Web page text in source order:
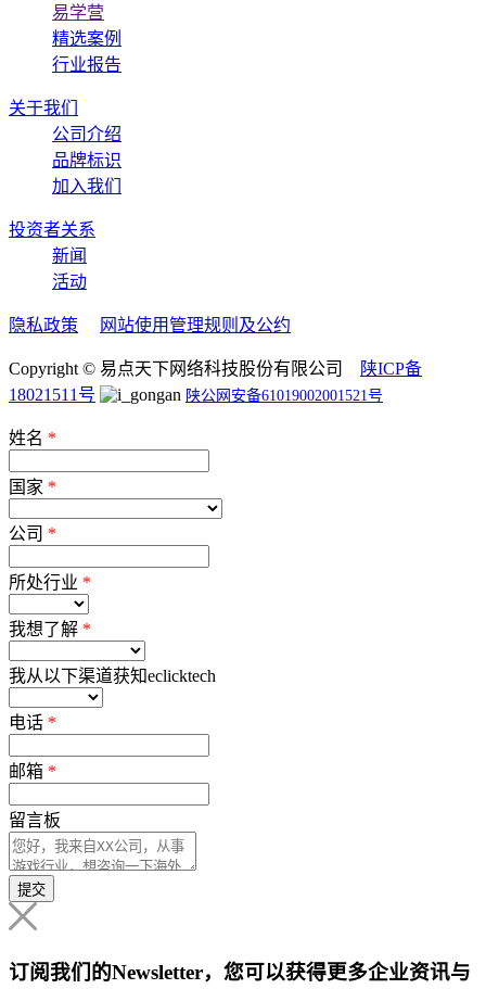
易学营
精选案例
行业报告
关于我们
公司介绍
品牌标识
加入我们
投资者关系
新闻
活动
隐私政策 网站使用管理规则及公约
Copyright © 易点天下网络科技股份有限公司
陕ICP备
18021511号
陕公网安备61019002001521号
姓名 *
国家 *
公司 *
所处行业 *
我想了解 *
我从以下渠道获知eclicktech
电话 *
邮箱 *
留言板
提交
订阅我们的Newsletter，您可以获得更多企业资讯与